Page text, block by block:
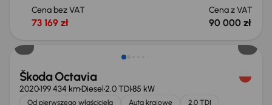
Cena bez VAT
73 169 zł
Cena z VAT
90 000 zł
Możliwość odliczenia VAT
Škoda Octavia
2020199 434 kmDiesel2.0 TDI85 kW
Od pierwszego właściciela Auta krajowe 2.0 TDI